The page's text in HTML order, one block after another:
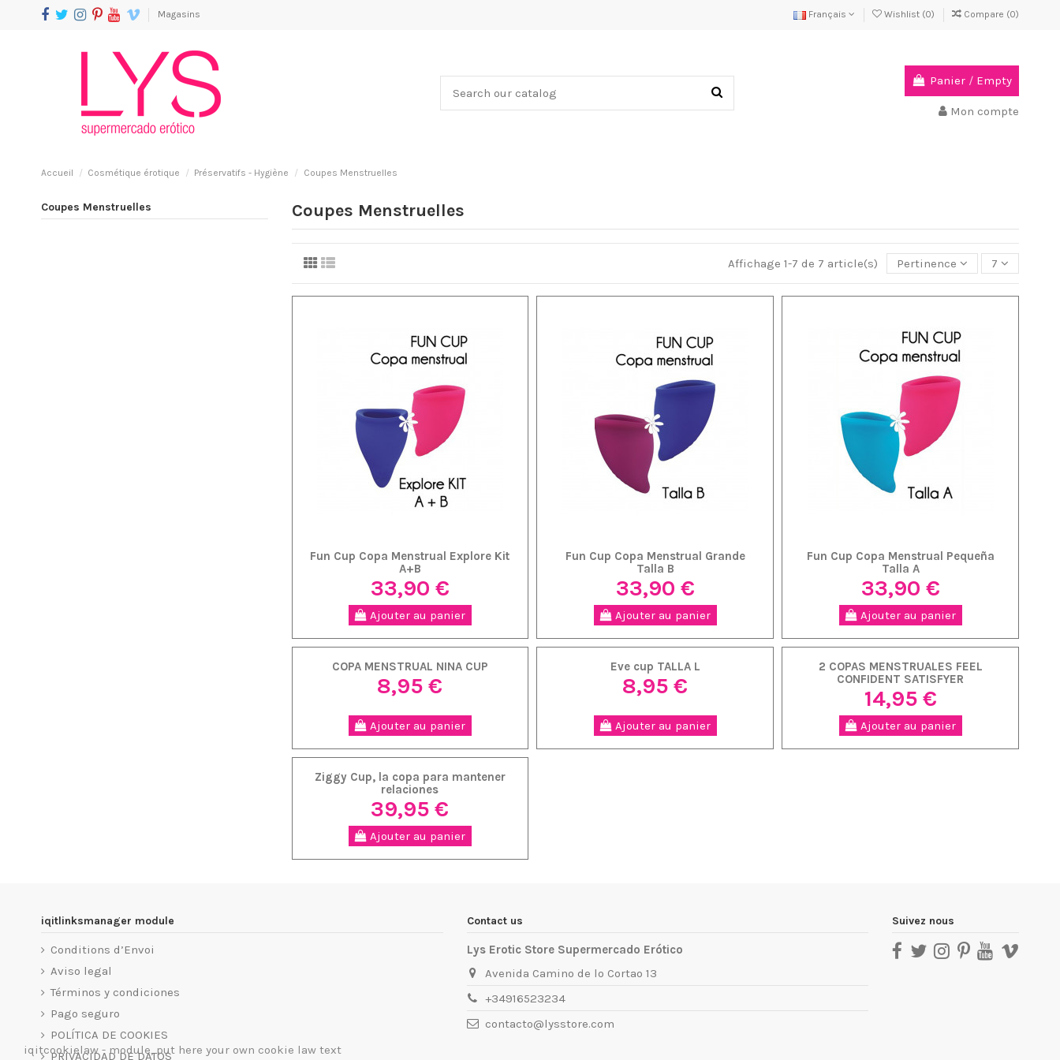
Magasins Français Wishlist (0) Compare (0)
Panier / Empty
Mon compte
Accueil Cosmétique érotique Préservatifs - Hygiène Coupes Menstruelles
Coupes Menstruelles
Affichage 1-7 de 7 article(s) Pertinence 7
Fun Cup Copa Menstrual Explore Kit
A+B
33,90 €
Ajouter au panier
Fun Cup Copa Menstrual Grande
Talla B
33,90 €
Ajouter au panier
Fun Cup Copa Menstrual Pequeña
Talla A
33,90 €
Ajouter au panier
COPA MENSTRUAL NINA CUP
8,95 €
Ajouter au panier
Eve cup TALLA L
8,95 €
Ajouter au panier
2 COPAS MENSTRUALES FEEL
CONFIDENT SATISFYER
14,95 €
Ajouter au panier
Ziggy Cup, la copa para mantener
relaciones
39,95 €
Ajouter au panier
Coupes Menstruelles
iqitlinksmanager module
Conditions d’Envoi
Aviso legal
Términos y condiciones
Pago seguro
POLÍTICA DE COOKIES
PRIVACIDAD DE DATOS
Contact us
Lys Erotic Store Supermercado Erótico
Avenida Camino de lo Cortao 13
+34916523234
contacto@lysstore.com
Suivez nous
iqitcookielaw - module, put here your own cookie law text